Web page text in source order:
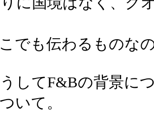
でも伝わるものな
してF&Bの背景に
いて。